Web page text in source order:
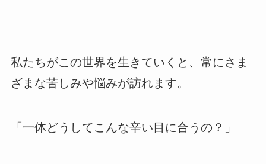
私たちがこの世界を生きていくと、常にさま
ざまな苦しみや悩みが訪れます。
「一体どうしてこんな辛い目に合うの？」